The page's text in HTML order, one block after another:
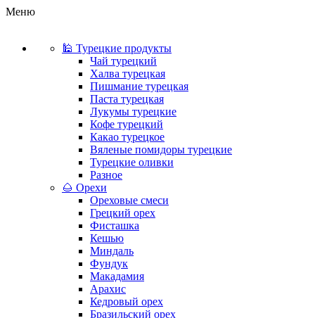
Меню
🕌 Турецкие продукты
Чай турецкий
Халва турецкая
Пишмание турецкая
Паста турецкая
Лукумы турецкие
Кофе турецкий
Какао турецкое
Вяленые помидоры турецкие
Турецкие оливки
Разное
🌰 Орехи
Ореховые смеси
Грецкий орех
Фисташка
Кешью
Миндаль
Фундук
Макадамия
Арахис
Кедровый орех
Бразильский орех